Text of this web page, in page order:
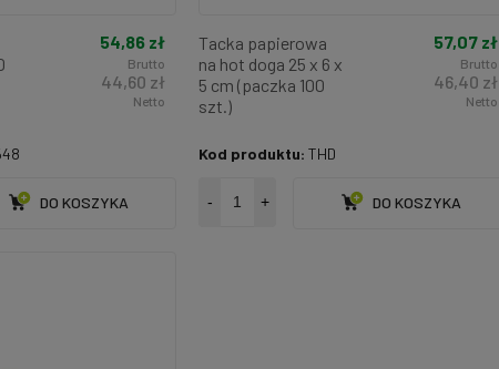
54,86 zł
Brutto
44,60 zł
Netto
DO KOSZYKA
Tacka papierowa
na hot doga 25 x 6 x
5 cm (paczka 100
szt.)
57,07 zł
Brutto
46,40 zł
Netto
Kod produktu: THD
+
- DO KOSZYKA